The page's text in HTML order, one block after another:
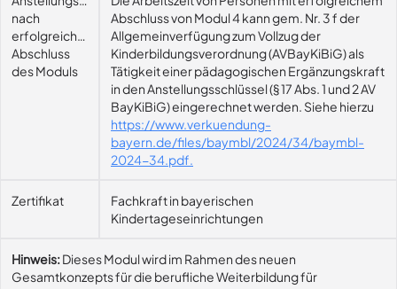
nach
erfolgreichem
Abschluss
des Moduls
Abschluss von Modul 4 kann gem. Nr. 3 f der
Allgemeinverfügung zum Vollzug der
Kinderbildungsverordnung (AVBayKiBiG) als
Tätigkeit einer pädagogischen Ergänzungskraft
in den Anstellungsschlüssel (§ 17 Abs. 1 und 2 AV
BayKiBiG) eingerechnet werden. Siehe hierzu
https://www.verkuendung-
bayern.de/files/baymbl/2024/34/baymbl-
2024-34.pdf.
Zertifikat
Fachkraft in bayerischen
Kindertageseinrichtungen
Hinweis:Dieses Modul wird im Rahmen des neuen
Gesamtkonzepts für die berufliche Weiterbildung für